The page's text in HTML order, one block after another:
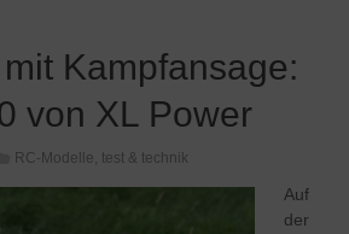
Kampfansage:
von XL Power
RC-Modelle, test & technik
Auf
der